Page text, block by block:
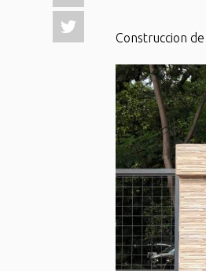
Construccion